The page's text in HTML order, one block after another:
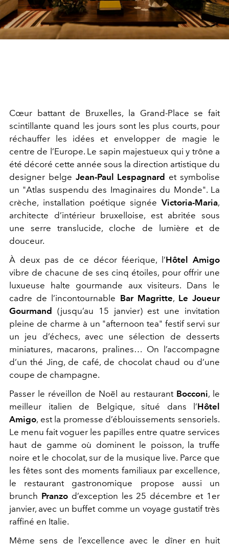
Cœur battant de Bruxelles, la Grand-Place se fait
scintillante quand les jours sont les plus courts, pour
réchauffer les idées et envelopper de magie le
centre de l’Europe. Le sapin majestueux qui y trône a
été décoré cette année sous la direction artistique du
designer belge Jean-Paul Lespagnard et symbolise
un "Atlas suspendu des Imaginaires du Monde". La
crèche, installation poétique signée Victoria-Maria,
architecte d’intérieur bruxelloise, est abritée sous
une serre translucide, cloche de lumière et de
douceur.
À deux pas de ce décor féerique, l’Hôtel Amigo
vibre de chacune de ses cinq étoiles, pour offrir une
luxueuse halte gourmande aux visiteurs. Dans le
cadre de l’incontournable Bar Magritte, Le Joueur
Gourmand (jusqu’au 15 janvier) est une invitation
pleine de charme à un "afternoon tea" festif servi sur
un jeu d’échecs, avec une sélection de desserts
miniatures, macarons, pralines… On l’accompagne
d’un thé Jing, de café, de chocolat chaud ou d’une
coupe de champagne.
Passer le réveillon de Noël au restaurant Bocconi, le
meilleur italien de Belgique, situé dans l’Hôtel
Amigo, est la promesse d’éblouissements sensoriels.
Le menu fait voguer les papilles entre quatre services
haut de gamme où dominent le poisson, la truffe
noire et le chocolat, sur de la musique live. Parce que
les fêtes sont des moments familiaux par excellence,
le restaurant gastronomique propose aussi un
brunch Pranzod’exception les 25 décembre et 1 er
janvier, avec un buffet comme un voyage gustatif très
raffiné en Italie.
Même sens de l’excellence avec le dîner en huit